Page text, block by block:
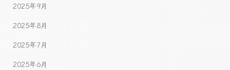
2025年9月
2025年8月
2025年7月
2025年6月